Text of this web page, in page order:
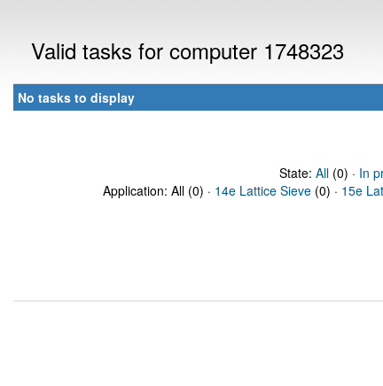
Valid tasks for computer 1748323
No tasks to display
State: All(0) · In
Application: All (0) · 14e Lattice Sieve (0) · 15e